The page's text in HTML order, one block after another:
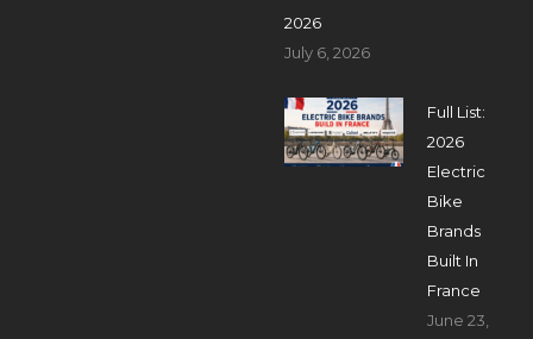
2026
July 6, 2026
Full List:
2026
Electric
Bike
Brands
Built In
France
June 23,